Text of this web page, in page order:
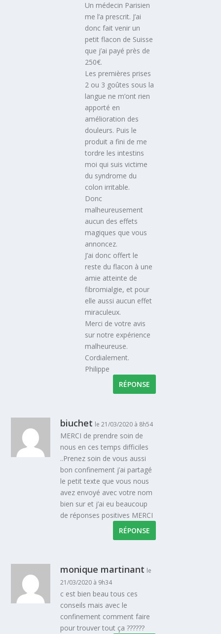
Un médecin Parisien
me l’a prescrit. J’ai
donc fait venir un
petit flacon de Suisse
que j’ai payé près de
250€.
Les premières prises
2 ou 3 goûtes sous la
langue ne m’ont rien
apporté en
amélioration des
douleurs. Puis le
produit a fini de me
tordre les intestins
moi qui suis victime
du syndrome du
colon irritable.
Donc
malheureusement
aucun des effets
magiques que vous
annoncez.
J’ai donc offert le
reste du flacon à une
amie atteinte de
fibromialgie, et pour
elle aussi aucun effet
miraculeux.
Merci de votre avis
sur notre expérience
malheureuse.
Cordialement.
Philippe
RÉPONSE
biuchet le 21/03/2020 à 8h54
MERCI de prendre soin de
nous en ces temps difficiles
..Prenez soin de vous aussi
bon confinement j’ai partagé
le petit texte que vous nous
avez envoyé avec votre nom
bien sur et j’ai eu beaucoup
de réponses positives MERCI
RÉPONSE
monique martinant le
21/03/2020 à 9h34
c est bien beau tous ces
conseils mais avec le
confinement comment faire
pour trouver tout ça ??????